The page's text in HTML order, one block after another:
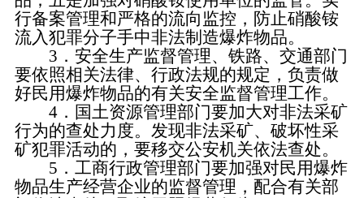
行备案管理和严格的流向监控，防止硝酸铵
流入犯罪分子手中非法制造爆炸物品。
3．安全生产监督管理、铁路、交通部门
要依照相关法律、行政法规的规定，负责做
好民用爆炸物品的有关安全监督管理工作。
4．国土资源管理部门要加大对非法采矿
行为的查处力度。发现非法采矿、破坏性采
矿犯罪活动的，要移交公安机关依法查处。
5．工商行政管理部门要加强对民用爆炸
物品生产经营企业的监督管理，配合有关部